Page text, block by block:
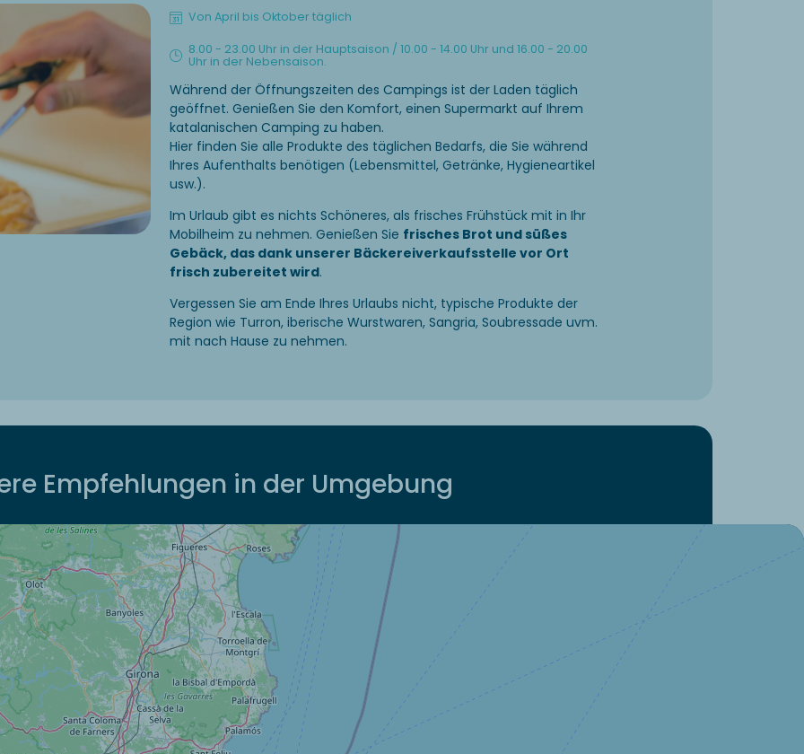
Von April bis Oktober täglich
8.00 - 23.00 Uhr in der Hauptsaison / 10.00 - 14.00 Uhr und 16.00 - 20.00
Uhr in der Nebensaison.
Während der Öffnungszeiten des Campings ist der Laden täglich
geöffnet. Genießen Sie den Komfort, einen Supermarkt auf Ihrem
katalanischen Camping zu haben.
Hier finden Sie alle Produkte des täglichen Bedarfs, die Sie während
Ihres Aufenthalts benötigen (Lebensmittel, Getränke, Hygieneartikel
usw.).
Im Urlaub gibt es nichts Schöneres, als frisches Frühstück mit in Ihr
Mobilheim zu nehmen. Genießen Sie frisches Brot und süßes
Gebäck, das dank unserer Bäckereiverkaufsstelle vor Ort
frisch zubereitet wird.
Vergessen Sie am Ende Ihres Urlaubs nicht, typische Produkte der
Region wie Turron, iberische Wurstwaren, Sangria, Soubressade uvm.
mit nach Hause zu nehmen.
Empfehlungen in der Umgebung